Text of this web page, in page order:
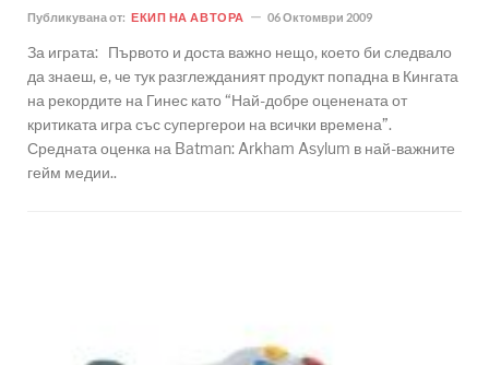
Публикувана от: ЕКИП НА АВТОРА 06 Октомври 2009
За играта: Първото и доста важно нещо, което би следвало
да знаеш, е, че тук разглежданият продукт попадна в Кингата
на рекордите на Гинес като “Най-добре оценената от
критиката игра със супергерои на всички времена”.
Средната оценка на Batman: Arkham Asylum в най-важните
гейм медии..